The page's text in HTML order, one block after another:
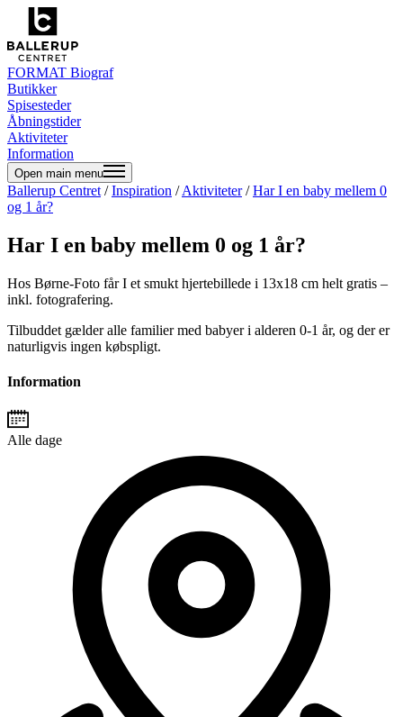
FORMAT Biograf
Butikker
Spisesteder
Åbningstider
Aktiviteter
Information
Open main menu
Ballerup Centret /Inspiration /Aktiviteter/Har I en baby mellem 0
og 1 år?
Har I en baby mellem 0 og 1 år?
Hos Børne-Foto får I et smukt hjertebillede i 13x18 cm helt gratis –
inkl. fotografering.
Tilbuddet gælder alle familier med babyer i alderen 0-1 år, og der er
naturligvis ingen købspligt.
Information
Alle dage